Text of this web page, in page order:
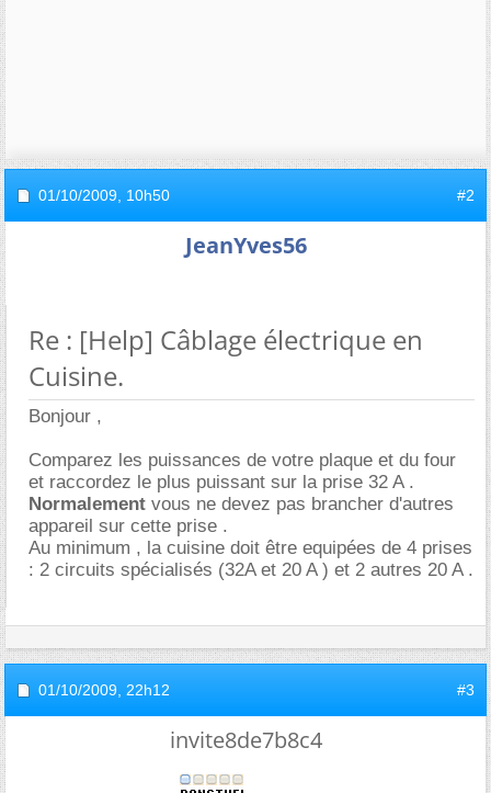
01/10/2009, 10h50 #2
JeanYves56
Re : [Help] Câblage électrique en
Cuisine.
Bonjour ,
Comparez les puissances de votre plaque et du four
et raccordez le plus puissant sur la prise 32 A .
Normalement vous ne devez pas brancher d'autres
appareil sur cette prise .
Au minimum , la cuisine doit être equipées de 4 prises
: 2 circuits spécialisés (32A et 20 A ) et 2 autres 20 A .
01/10/2009, 22h12 #3
invite8de7b8c4